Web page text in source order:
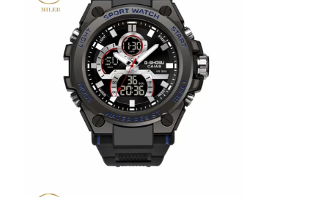
Silikon Kemerli Saat
Kadın Kuvars Saati
Erkek Kuvars Saati
Kuvars ışık saati
Dijital Spor Saati
Çocuklar Bilek Saati